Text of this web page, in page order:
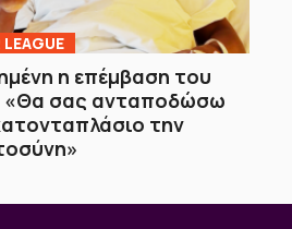
η επέμβαση του
«Θα σας ανταποδώσω
την